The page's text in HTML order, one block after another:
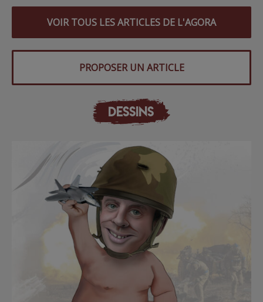
VOIR TOUS LES ARTICLES DE L'AGORA
PROPOSER UN ARTICLE
DESSINS